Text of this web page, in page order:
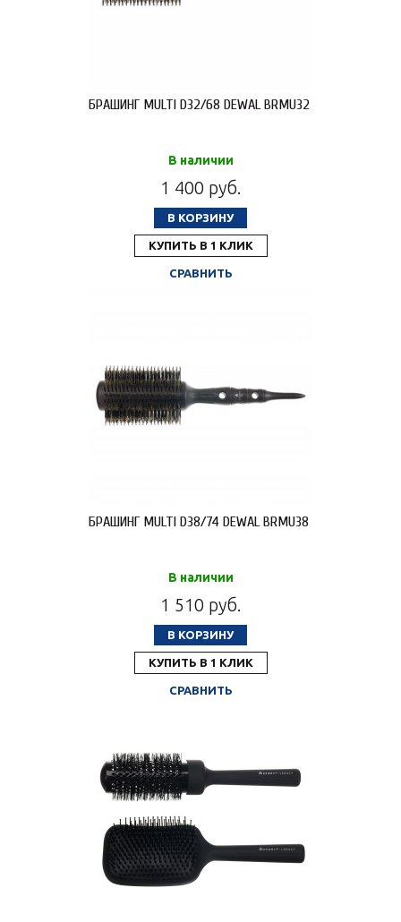
БРАШИНГ MULTI D32/68 DEWAL BRMU32
В наличии
1 400 руб.
В КОРЗИНУ
КУПИТЬ В 1 КЛИК
СРАВНИТЬ
БРАШИНГ MULTI D38/74 DEWAL BRMU38
В наличии
1 510 руб.
В КОРЗИНУ
КУПИТЬ В 1 КЛИК
СРАВНИТЬ